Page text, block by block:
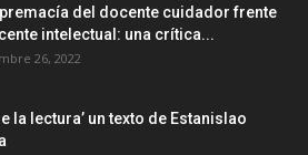
del docente cuidador frente
intelectual: una crítica...
26, 2022
la lectura’ un texto de Estanislao